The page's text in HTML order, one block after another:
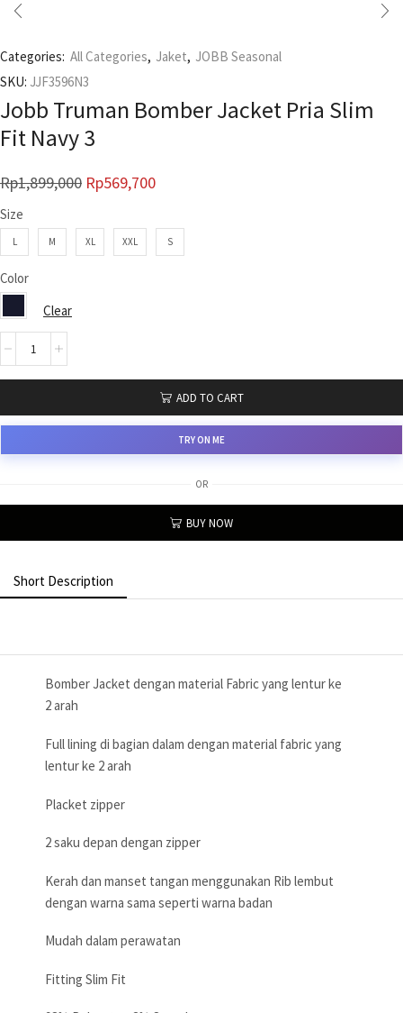
Categories: All Categories, Jaket, JOBB Seasonal
SKU: JJF3596N3
Jobb Truman Bomber Jacket Pria Slim
Fit Navy 3
Rp1,899,000 Rp569,700
Size
L M XL XXL S
Color
Clear
ADD TO CART
TRY ON ME
OR
BUY NOW
Short Description
Bomber Jacket dengan material Fabric yang lentur ke
2 arah
Full lining di bagian dalam dengan material fabric yang
lentur ke 2 arah
Placket zipper
2 saku depan dengan zipper
Kerah dan manset tangan menggunakan Rib lembut
dengan warna sama seperti warna badan
Mudah dalam perawatan
Fitting Slim Fit